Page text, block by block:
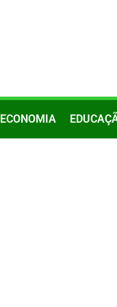
ECONOMIA